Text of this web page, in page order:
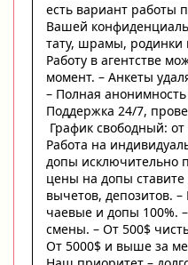
есть вариант работы
Вашей
тату, шрамы,
Работу в агентстве
момент. – Анкеты
– Полная
Поддержка 24/7,
График свободный:
Работа на
допы исключительно
цены на допы
вычетов, депозитов.
чаевые и допы 100%.
смены. – От 500$
От 5000$ и выше за